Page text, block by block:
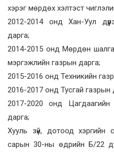
хэрэг мөрдөх хэлтэст
2012-2014 онд Хан-Уул
дарга;
2014-2015 онд Мөрдөн
мэргэжлийн газрын дарга;
2015-2016 онд Техникийн
2016-2017 онд Тусгай газрын
2017-2020 онд Цагдаагийн
дарга;
Хууль зүй, дотоод
сарын 30-ны өдрийн Б/22